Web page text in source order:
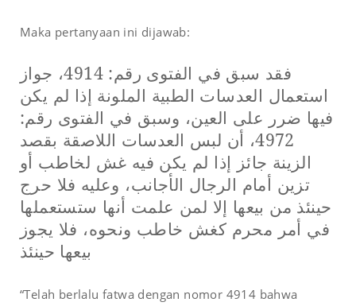
Maka pertanyaan ini dijawab:
فقد سبق في الفتوى رقم: 4914، جواز
استعمال العدسات الطبية الملونة إذا لم يكن
فيها ضرر على العين، وسبق في الفتوى رقم:
4972، أن لبس العدسات اللاصقة بقصد
الزينة جائز إذا لم يكن فيه غش لخاطب أو
تزين أمام الرجال الأجانب، وعليه فلا حرج
حينئذ من بيعها إلا لمن علمت أنها ستستعملها
في أمر محرم كغش خاطب ونحوه، فلا يجوز
بيعها حينئذ
“Telah berlalu fatwa dengan nomor 4914 bahwa